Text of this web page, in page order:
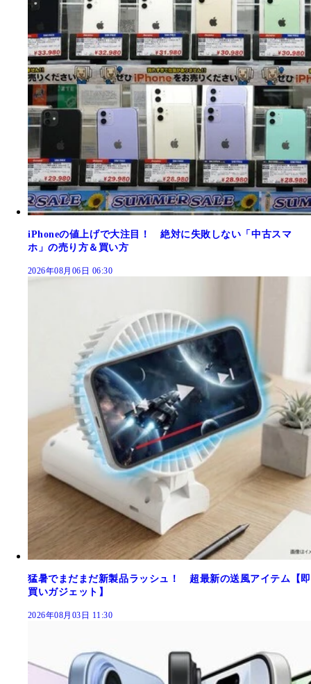
iPhoneの値上げで大注目！ 絶対に失敗しない「中古スマ
ホ」の売り方＆買い方
2026年08月06日 06:30
猛暑でまだまだ新製品ラッシュ！ 超最新の送風アイテム【即
買いガジェット】
2026年08月03日 11:30